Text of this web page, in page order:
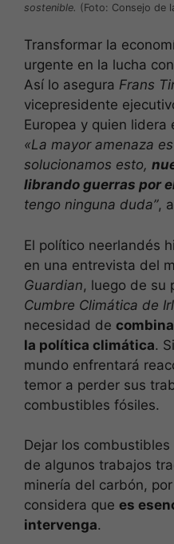
sostenible. (Foto: Consejo de
Transformar la
urgente en la lucha
Así lo asegura Frans
vicepresidente
Europea y quien lidera
«La mayor amenaza
solucionamos esto,
librando guerras por
tengo ninguna duda”,
El político neerlandés
en una entrevista del
Guardian, luego de su
Cumbre Climática de
necesidad de
la política climática.
mundo enfrentará
temor a perder sus
combustibles fósiles.
Dejar los
de algunos trabajos
minería del carbón,
considera que es
intervenga.